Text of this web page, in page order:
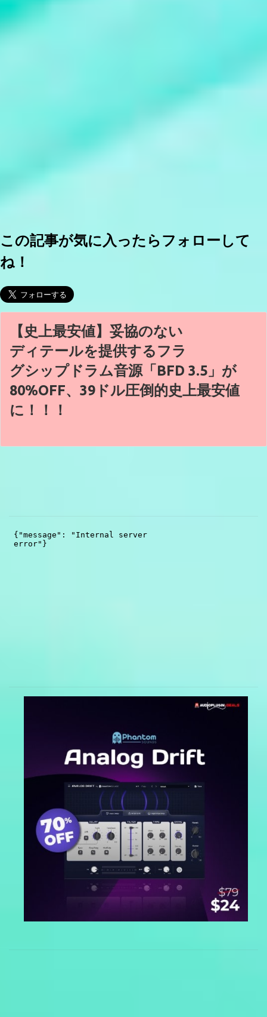
この記事が気に入ったらフォローして
ね！
【史上最安値】妥協のない
ディテールを提供するフラ
グシップドラム音源「BFD 3.5」が
80%OFF、39ドル圧倒的史上最安値
に！！！